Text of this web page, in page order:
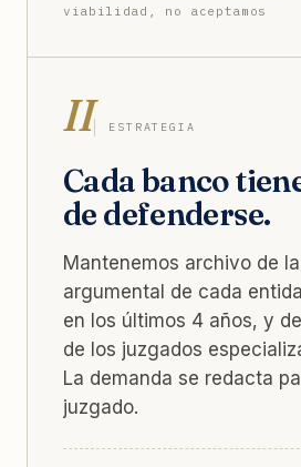
viabilidad, no aceptamos
II ESTRATEGIA
Cada banco
de defenderse.
Mantenemos archivo de
argumental de cada
en los últimos 4 años, y
de los juzgados
La demanda se redacta
juzgado.